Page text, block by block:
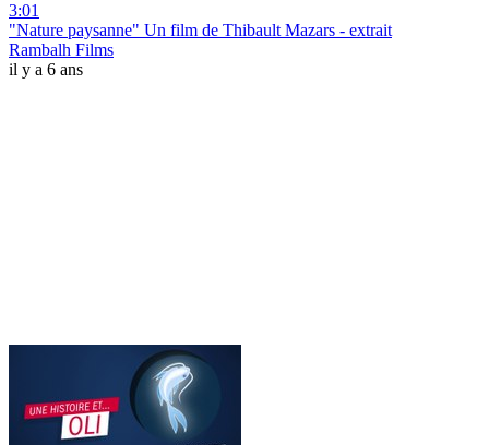
3:01
"Nature paysanne" Un film de Thibault Mazars - extrait
Rambalh Films
il y a 6 ans